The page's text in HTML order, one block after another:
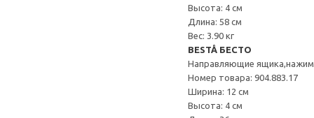
Высота: 4 см
Длина: 58 см
Вес: 3.90 кг
BESTÅ БЕСТО
Направляющие
Номер товара: 904.883.17
Ширина: 12 см
Высота: 4 см